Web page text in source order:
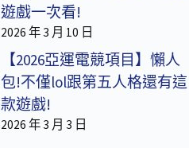
遊戲一次看!
2026 年 3 月 10 日
【2026亞運電競項目】懶人
包!不僅lol跟第五人格還有這
款遊戲!
2026 年 3 月 3 日